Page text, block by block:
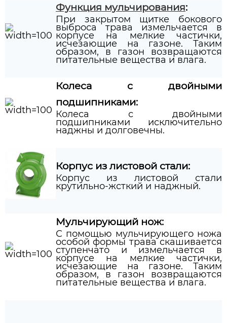
Функция мульчирования:
При закрытом щитке бокового
выброса трава измельчается в
корпусе на мелкие частички,
исчезающие на газоне. Таким
образом, в газон возвращаются
питательные вещества и влага.
Колеса с двойными
подшипниками:
Колеса с двойными
подшипниками исключительно
наджны и долговечны.
Корпус из листовой стали:
Корпус из листовой стали
крутильно-жсткий и наджный.
Мульчирующий нож:
С помощью мульчирующего ножа
особой формы трава скашивается
ступенчато и измельчается в
корпусе на мелкие частички,
исчезающие на газоне. Таким
образом, в газон возвращаются
питательные вещества и влага.